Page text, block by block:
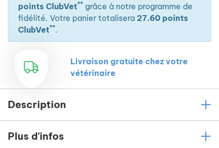
points ClubVet** grâce à notre programme de
fidélité. Votre panier totalisera 27.60 points
ClubVet**.
Livraison gratuite chez votre
vétérinaire
Description
Plus d'infos